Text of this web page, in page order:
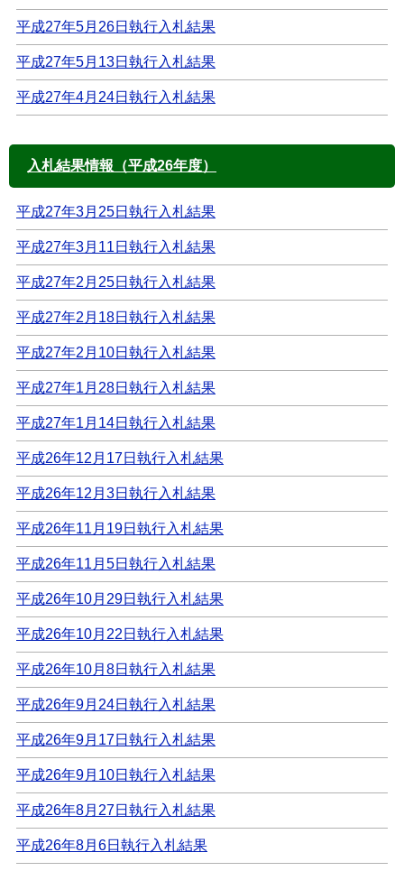
平成27年5月26日執行入札結果
平成27年5月13日執行入札結果
平成27年4月24日執行入札結果
入札結果情報（平成26年度）
平成27年3月25日執行入札結果
平成27年3月11日執行入札結果
平成27年2月25日執行入札結果
平成27年2月18日執行入札結果
平成27年2月10日執行入札結果
平成27年1月28日執行入札結果
平成27年1月14日執行入札結果
平成26年12月17日執行入札結果
平成26年12月3日執行入札結果
平成26年11月19日執行入札結果
平成26年11月5日執行入札結果
平成26年10月29日執行入札結果
平成26年10月22日執行入札結果
平成26年10月8日執行入札結果
平成26年9月24日執行入札結果
平成26年9月17日執行入札結果
平成26年9月10日執行入札結果
平成26年8月27日執行入札結果
平成26年8月6日執行入札結果